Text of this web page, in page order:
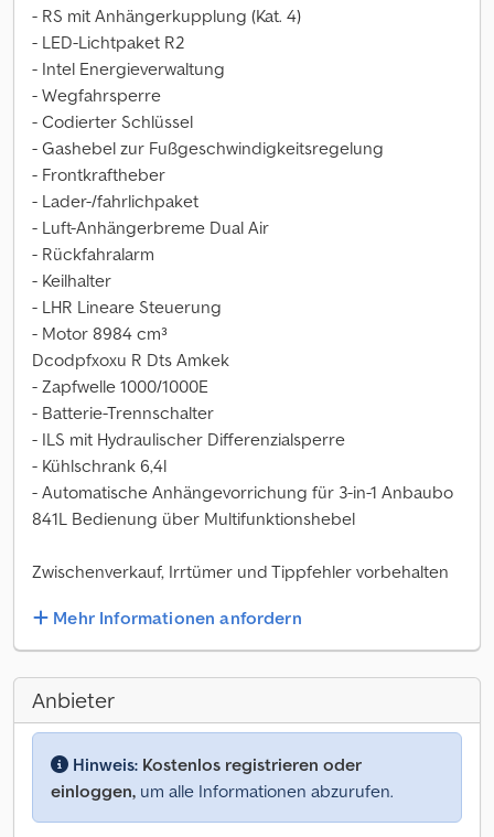
- RS mit Anhängerkupplung (Kat. 4)
- LED-Lichtpaket R2
- Intel Energieverwaltung
- Wegfahrsperre
- Codierter Schlüssel
- Gashebel zur Fußgeschwindigkeitsregelung
- Frontkraftheber
- Lader-/fahrlichpaket
- Luft-Anhängerbreme Dual Air
- Rückfahralarm
- Keilhalter
- LHR Lineare Steuerung
- Motor 8984 cm³
Dcodpfxoxu R Dts Amkek
- Zapfwelle 1000/1000E
- Batterie-Trennschalter
- ILS mit Hydraulischer Differenzialsperre
- Kühlschrank 6,4l
- Automatische Anhängevorrichung für 3-in-1 Anbaubo
841L Bedienung über Multifunktionshebel
Zwischenverkauf, Irrtümer und Tippfehler vorbehalten
Mehr Informationen anfordern
Anbieter
Hinweis: Kostenlos registrieren oder
einloggen, um alle Informationen abzurufen.